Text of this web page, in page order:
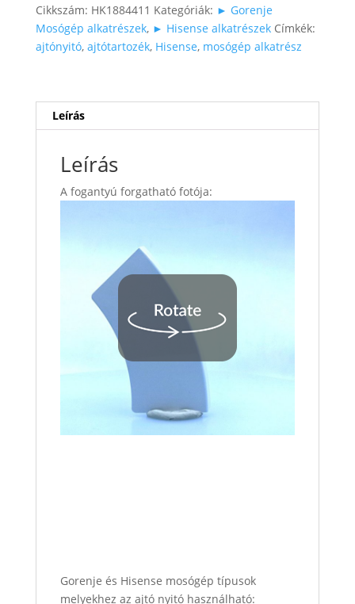
mennyiség
Cikkszám: HK1884411 Kategóriák: ► Gorenje
Mosógép alkatrészek, ► Hisense alkatrészek Címkék:
ajtónyitó, ajtótartozék, Hisense, mosógép alkatrész
Leírás
Leírás
A fogantyú forgatható fotója:
Gorenje és Hisense mosógép típusok
melyekhez az ajtó nyitó használható: